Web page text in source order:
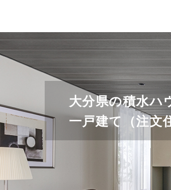
大分県の積水ハ
一戸建て（注文